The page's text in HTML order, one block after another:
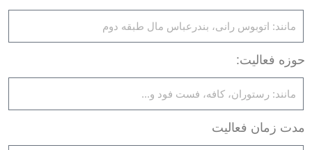
حوزه فعالیت:
مدت زمان فعالیت